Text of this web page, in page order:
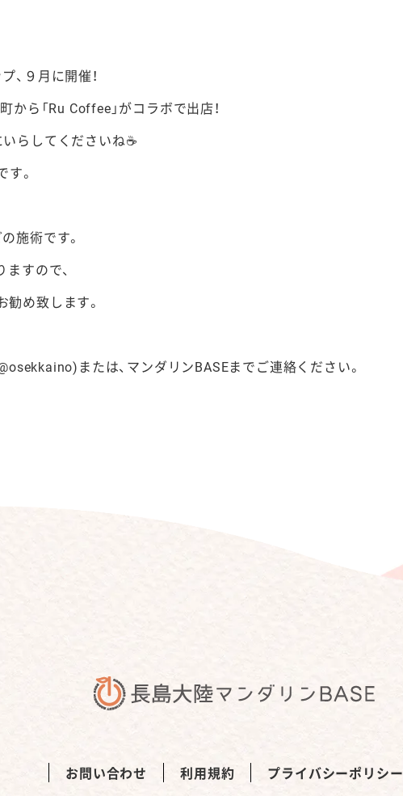
、９月に開催！
から「Ru Coffee」がコラボで出店！
らしてくださいね☕
。
施術です。
すので、
め致します。
または、マンダリンBASEまでご連絡ください。
お問い合わせ 利用規約 プライバシーポリシー